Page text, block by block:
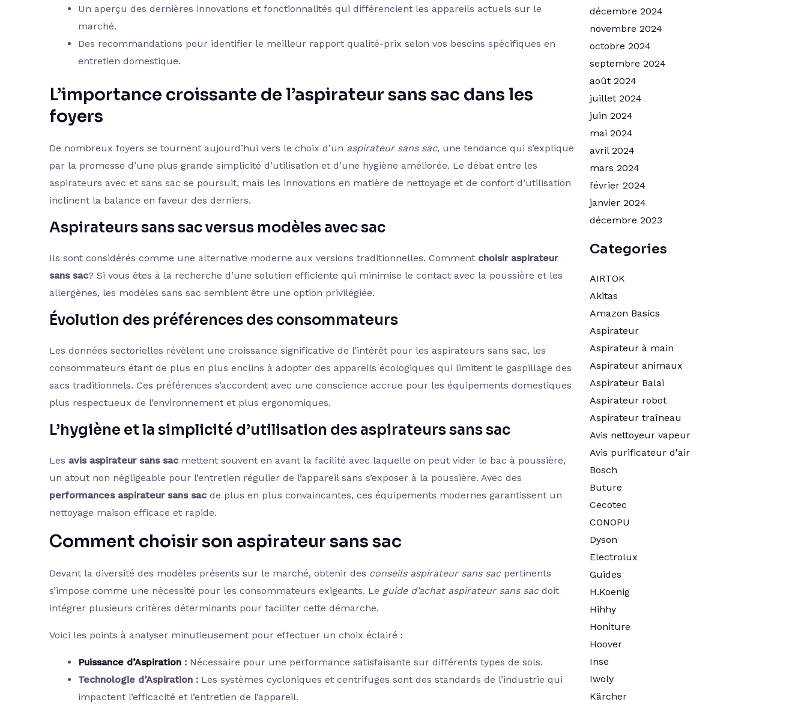
Un aperçu des dernières innovations et fonctionnalités qui différencient les appareils actuels sur le
marché.
Des recommandations pour identifier le meilleur rapport qualité-prix selon vos besoins spécifiques en
entretien domestique.
L’importance croissante de l’aspirateur sans sac dans les
foyers
De nombreux foyers se tournent aujourd’hui vers le choix d’un aspirateur sans sac, une tendance qui s’explique
par la promesse d’une plus grande simplicité d’utilisation et d’une hygiène améliorée. Le débat entre les
aspirateurs avec et sans sac se poursuit, mais les innovations en matière de nettoyage et de confort d’utilisation
inclinent la balance en faveur des derniers.
Aspirateurs sans sac versus modèles avec sac
Ils sont considérés comme une alternative moderne aux versions traditionnelles. Comment choisir aspirateur
sans sac? Si vous êtes à la recherche d’une solution efficiente qui minimise le contact avec la poussière et les
allergènes, les modèles sans sac semblent être une option privilégiée.
Évolution des préférences des consommateurs
Les données sectorielles révèlent une croissance significative de l’intérêt pour les aspirateurs sans sac, les
consommateurs étant de plus en plus enclins à adopter des appareils écologiques qui limitent le gaspillage des
sacs traditionnels. Ces préférences s’accordent avec une conscience accrue pour les équipements domestiques
plus respectueux de l’environnement et plus ergonomiques.
L’hygiène et la simplicité d’utilisation des aspirateurs sans sac
Les avis aspirateur sans sac mettent souvent en avant la facilité avec laquelle on peut vider le bac à poussière,
un atout non négligeable pour l’entretien régulier de l’appareil sans s’exposer à la poussière. Avec des
performances aspirateur sans sac de plus en plus convaincantes, ces équipements modernes garantissent un
nettoyage maison efficace et rapide.
Comment choisir son aspirateur sans sac
Devant la diversité des modèles présents sur le marché, obtenir des conseils aspirateur sans sacpertinents
s’impose comme une nécessité pour les consommateurs exigeants. Le guide d’achat aspirateur sans sacdoit
intégrer plusieurs critères déterminants pour faciliter cette démarche.
Voici les points à analyser minutieusement pour effectuer un choix éclairé :
Puissance d’Aspiration : Nécessaire pour une performance satisfaisante sur différents types de sols.
Technologie d’Aspiration : Les systèmes cycloniques et centrifuges sont des standards de l’industrie qui
impactent l’efficacité et l’entretien de l’appareil.
décembre 2024
novembre 2024
octobre 2024
septembre 2024
août 2024
juillet 2024
juin 2024
mai 2024
avril 2024
mars 2024
février 2024
janvier 2024
décembre 2023
Categories
AIRTOK
Akitas
Amazon Basics
Aspirateur
Aspirateur à main
Aspirateur animaux
Aspirateur Balai
Aspirateur robot
Aspirateur traîneau
Avis nettoyeur vapeur
Avis purificateur d'air
Bosch
Buture
Cecotec
CONOPU
Dyson
Electrolux
Guides
H.Koenig
Hihhy
Honiture
Hoover
Inse
Iwoly
Kärcher